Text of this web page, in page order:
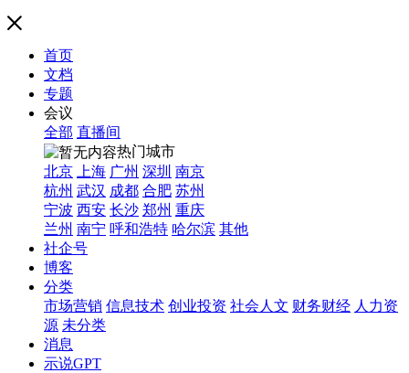
首页
文档
专题
会议
全部 直播间
热门城市
北京
上海 广州 深圳 南京
杭州 武汉 成都 合肥 苏州
宁波 西安 长沙 郑州 重庆
兰州 南宁 呼和浩特 哈尔滨 其他
社企号
博客
分类
市场营销 信息技术 创业投资 社会人文 财务财经 人力资
源 未分类
消息
示说GPT